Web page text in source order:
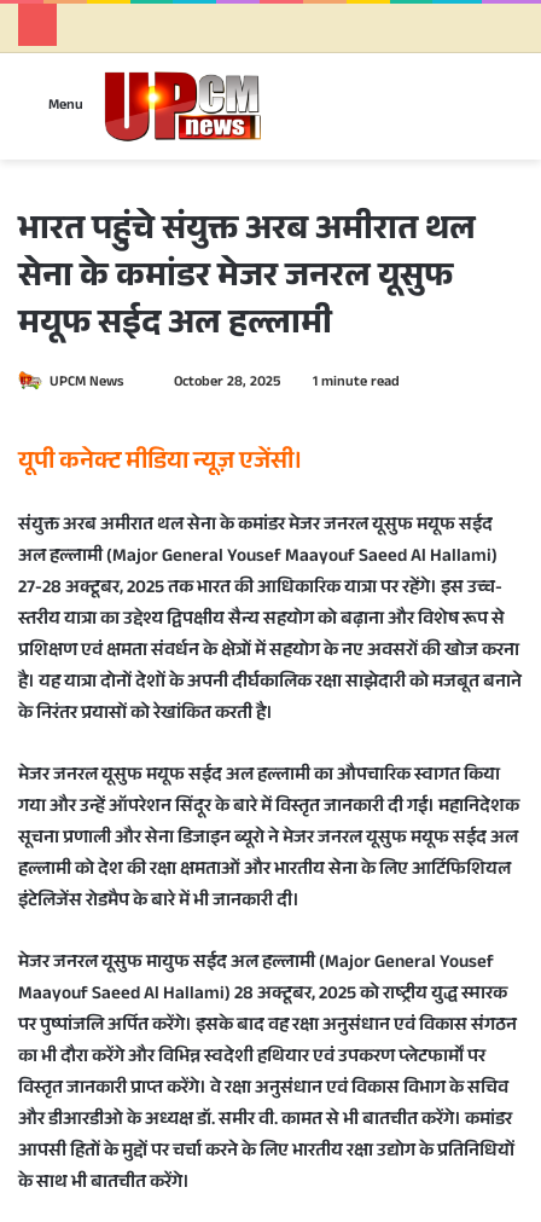
Menu
भारत पहुंचे संयुक्त अरब अमीरात थल
सेना के कमांडर मेजर जनरल यूसुफ
मयूफ सईद अल हल्लामी
UPCM News
n
d
n
e
m
a
i
l
October 28, 2025 1 minute read
यूपी कनेक्ट मीडिया न्यूज़ एजेंसी।
संयुक्त अरब अमीरात थल सेना के कमांडर मेजर जनरल यूसुफ मयूफ सईद
अल हल्लामी (Major General Yousef Maayouf Saeed Al Hallami)
27-28 अक्टूबर, 2025 तक भारत की आधिकारिक यात्रा पर रहेंगे। इस उच्च-
स्तरीय यात्रा का उद्देश्य द्विपक्षीय सैन्य सहयोग को बढ़ाना और विशेष रूप से
प्रशिक्षण एवं क्षमता संवर्धन के क्षेत्रों में सहयोग के नए अवसरों की खोज करना
है। यह यात्रा दोनों देशों के अपनी दीर्घकालिक रक्षा साझेदारी को मजबूत बनाने
के निरंतर प्रयासों को रेखांकित करती है।
मेजर जनरल यूसुफ मयूफ सईद अल हल्लामी का औपचारिक स्वागत किया
गया और उन्हें ऑपरेशन सिंदूर के बारे में विस्तृत जानकारी दी गई। महानिदेशक
सूचना प्रणाली और सेना डिजाइन ब्यूरो ने मेजर जनरल यूसुफ मयूफ सईद अल
हल्लामी को देश की रक्षा क्षमताओं और भारतीय सेना के लिए आर्टिफिशियल
इंटेलिजेंस रोडमैप के बारे में भी जानकारी दी।
मेजर जनरल यूसुफ मायुफ सईद अल हल्लामी (Major General Yousef
Maayouf Saeed Al Hallami) 28 अक्टूबर, 2025 को राष्ट्रीय युद्ध स्मारक
पर पुष्पांजलि अर्पित करेंगे। इसके बाद वह रक्षा अनुसंधान एवं विकास संगठन
का भी दौरा करेंगे और विभिन्न स्वदेशी हथियार एवं उपकरण प्लेटफार्मों पर
विस्तृत जानकारी प्राप्त करेंगे। वे रक्षा अनुसंधान एवं विकास विभाग के सचिव
और डीआरडीओ के अध्यक्ष डॉ. समीर वी. कामत से भी बातचीत करेंगे। कमांडर
आपसी हितों के मुद्दों पर चर्चा करने के लिए भारतीय रक्षा उद्योग के प्रतिनिधियों
के साथ भी बातचीत करेंगे।